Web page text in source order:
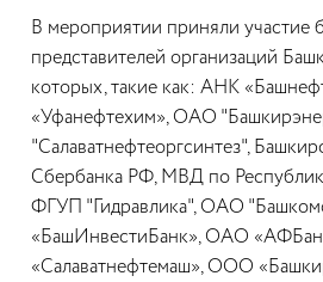
В мероприятии приняли участие
представителей организаций
которых, такие как: АНК
«Уфанефтехим», ОАО
"Салаватнефтеоргсинтез",
Сбербанка РФ, МВД по
ФГУП "Гидравлика", ОАО
«БашИнвестиБанк», ОАО
«Салаватнефтемаш», ООО